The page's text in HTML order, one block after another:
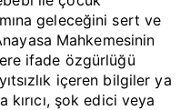
geleceğini sert ve
Mahkemesinin
ifade özgürlüğü
içeren bilgiler ya
şok edici veya